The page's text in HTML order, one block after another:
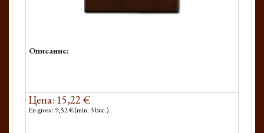
Описание:
Цена: 15,22 €
En-gross : 9,52 € (min. 3 buc.)